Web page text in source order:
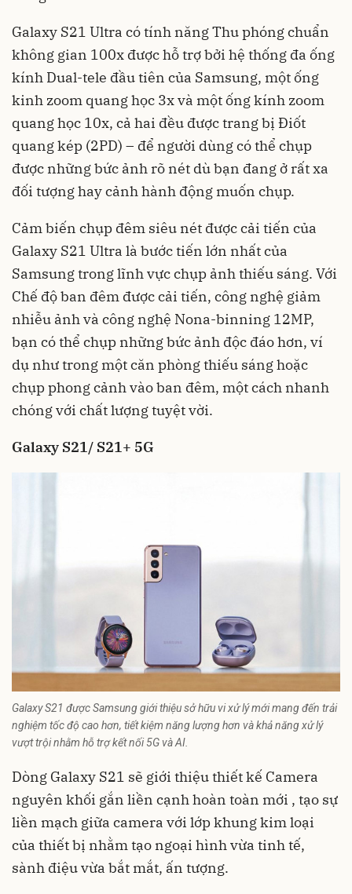
Galaxy S21 Ultra có tính năng Thu phóng chuẩn
không gian 100x được hỗ trợ bởi hệ thống đa ống
kính Dual-tele đầu tiên của Samsung, một ống
kinh zoom quang học 3x và một ống kính zoom
quang học 10x, cả hai đều được trang bị Điốt
quang kép (2PD) – để người dùng có thể chụp
được những bức ảnh rõ nét dù bạn đang ở rất xa
đối tượng hay cảnh hành động muốn chụp.
Cảm biến chụp đêm siêu nét được cải tiến của
Galaxy S21 Ultra là bước tiến lớn nhất của
Samsung trong lĩnh vực chụp ảnh thiếu sáng. Với
Chế độ ban đêm được cải tiến, công nghệ giảm
nhiễu ảnh và công nghệ Nona-binning 12MP,
bạn có thể chụp những bức ảnh độc đáo hơn, ví
dụ như trong một căn phòng thiếu sáng hoặc
chụp phong cảnh vào ban đêm, một cách nhanh
chóng với chất lượng tuyệt vời.
Galaxy S21/ S21+ 5G
Galaxy S21 được Samsung giới thiệu sở hữu vi xử lý mới mang đến trải
nghiệm tốc độ cao hơn, tiết kiệm năng lượng hơn và khả năng xử lý
vượt trội nhằm hỗ trợ kết nối 5G và AI.
Dòng Galaxy S21 sẽ giới thiệu thiết kế Camera
nguyên khối gắn liền cạnh hoàn toàn mới , tạo sự
liền mạch giữa camera với lớp khung kim loại
của thiết bị nhằm tạo ngoại hình vừa tinh tế,
sành điệu vừa bắt mắt, ấn tượng.